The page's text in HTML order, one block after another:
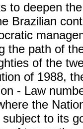
to deepen
Brazilian
the path of
of the
of 1988,
- Law
the
to its